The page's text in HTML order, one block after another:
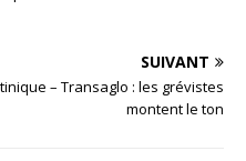
SUIVANT
– Transaglo : les grévistes
montent le ton